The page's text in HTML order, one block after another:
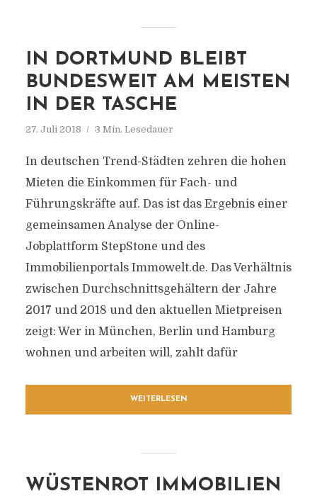
IN DORTMUND BLEIBT
BUNDESWEIT AM MEISTEN
IN DER TASCHE
27. Juli 2018 3 Min. Lesedauer
In deutschen Trend-Städten zehren die hohen
Mieten die Einkommen für Fach- und
Führungskräfte auf. Das ist das Ergebnis einer
gemeinsamen Analyse der Online-
Jobplattform StepStone und des
Immobilienportals Immowelt.de. Das Verhältnis
zwischen Durchschnittsgehältern der Jahre
2017 und 2018 und den aktuellen Mietpreisen
zeigt: Wer in München, Berlin und Hamburg
wohnen und arbeiten will, zahlt dafür
WEITERLESEN
WÜSTENROT IMMOBILIEN